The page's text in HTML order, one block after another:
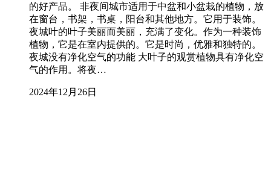
的好产品。 非夜间城市适用于中盆和小盆栽的植物，放
在窗台，书架，书桌，阳台和其他地方。它用于装饰。
夜城叶的叶子美丽而美丽，充满了变化。作为一种装饰
植物，它是在室内提供的。它是时尚，优雅和独特的。
夜城没有净化空气的功能 大叶子的观赏植物具有净化空
气的作用。将夜…
2024年12月26日